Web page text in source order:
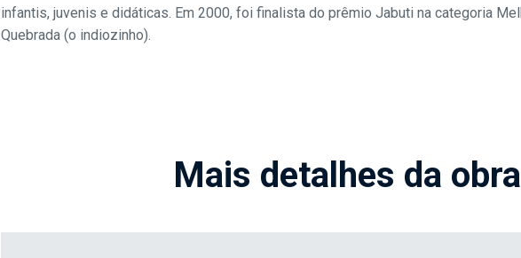
infantis, juvenis e didáticas. Em 2000, foi finalista do prêmio Jabuti na categoria
Quebrada (o indiozinho).
Mais detalhes da obra